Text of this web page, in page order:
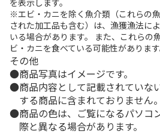
※エビ・カニを除く魚介類（これらの
された加工品も含む）は、漁獲漁法に
いる場合があります。 また、これらの
ビ・カニを食べている可能性があります
その他
商品写真はイメージです。
商品内容として記載されていな
する商品に含まれておりません。
商品の色は、ご覧になるパソコ
際と異なる場合があります。